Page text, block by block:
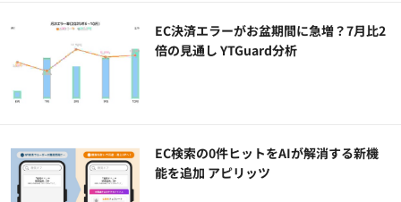
EC決済エラーがお盆期間に急増？7月比2
倍の見通し YTGuard分析
EC検索の0件ヒットをAIが解消する新機
能を追加 アピリッツ